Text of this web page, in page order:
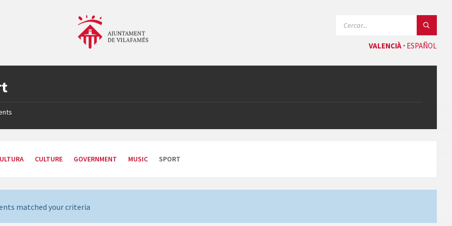
VALENCIÀ ESPAÑOL
CULTURE GOVERNMENT MUSIC SPORT
matched your criteria